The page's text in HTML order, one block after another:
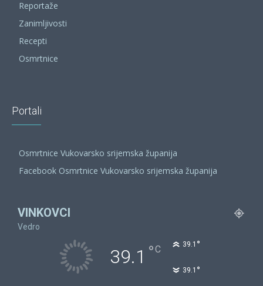
Reportaže
Zanimljivosti
Recepti
Osmrtnice
Portali
Osmrtnice Vukovarsko srijemska županija
Facebook Osmrtnice Vukovarsko srijemska županija
VINKOVCI
Vedro
39.1 °C 39.1 °
39.1 °